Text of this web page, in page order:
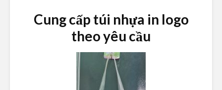
Cung cấp túi nhựa in logo
theo yêu cầu